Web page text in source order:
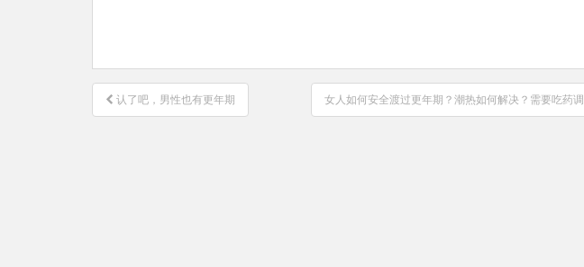
文
章
认了吧，男性也有更年期 女人如何安全渡过更年期？潮热如何解决？需要吃药